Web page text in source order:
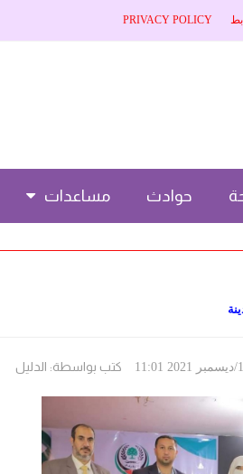
PRIVACY POLICY
حوادث مساعدات
كتب بواسطة: الدليل